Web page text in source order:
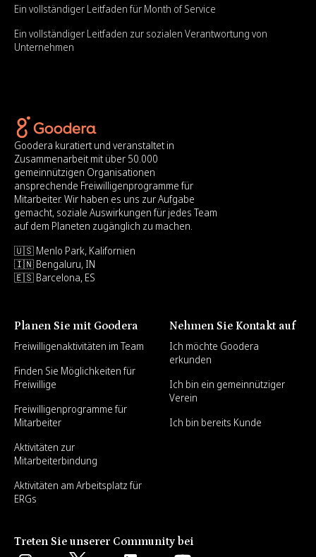
Ein vollständiger Leitfaden für Month of Service
Ein vollständiger Leitfaden zur sozialen Verantwortung von
Unternehmen
Goodera kuratiert und veranstaltet in
Zusammenarbeit mit über 50.000
gemeinnützigen Organisationen
ansprechende Freiwilligenprogramme für
Mitarbeiter. Wir haben es uns zur Aufgabe
gemacht, soziale Auswirkungen für jedes Team
auf dem Planeten zugänglich zu machen.
🇺🇸 Menlo Park, Kalifornien
🇮🇳 Bengaluru, IN
🇪🇸 Barcelona, ES
Planen Sie mit Goodera
Freiwilligenaktivitäten im Team
Finden Sie Möglichkeiten für
Freiwillige
Freiwilligenprogramme für
Mitarbeiter
Aktivitäten zur
Mitarbeiterbindung
Aktivitäten am Arbeitsplatz für
ERGs
Nehmen Sie Kontakt auf
Ich möchte Goodera
erkunden
Ich bin ein gemeinnütziger
Verein
Ich bin bereits Kunde
Treten Sie unserer Community bei